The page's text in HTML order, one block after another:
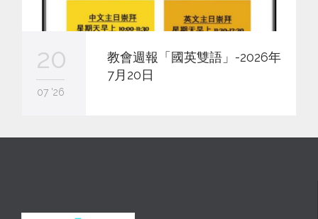
20
07 '26
教會週報「國英雙語」-2026年
7月20日